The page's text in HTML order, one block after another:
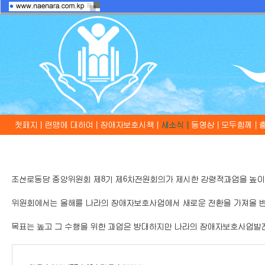
첫페지 | 련맹에 대하여 | 장애자보호시책 | 새소식 | 동영상 | 모두함께 |
조선로동당 중앙위원회 제8기 제6차전원회의가 제시한 강령적과업을 높
위원회에서는 올해를 나라의 장애자보호사업에서 새로운 전환을 가져올
목표는 높고 그 수행을 위한 과업은 방대하지만 나라의 장애자보호사업